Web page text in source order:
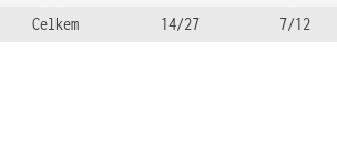
Celkem 14/27 7/12